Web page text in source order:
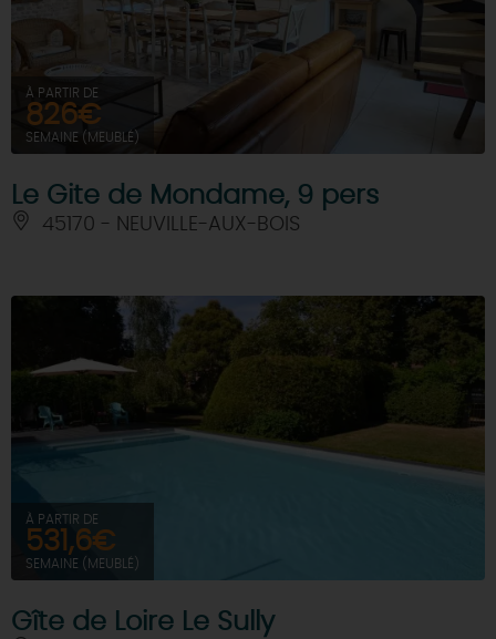
À PARTIR DE
826€
SEMAINE (MEUBLÉ)
Le Gite de Mondame, 9 pers
45170 - NEUVILLE-AUX-BOIS
À PARTIR DE
531,6€
SEMAINE (MEUBLÉ)
Gîte de Loire Le Sully